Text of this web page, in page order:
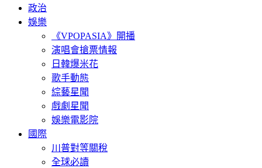
政治
娛樂
《VPOPASIA》開播
演唱會搶票情報
日韓爆米花
歌手動態
綜藝星聞
戲劇星聞
娛樂電影院
國際
川普對等關稅
全球必讀